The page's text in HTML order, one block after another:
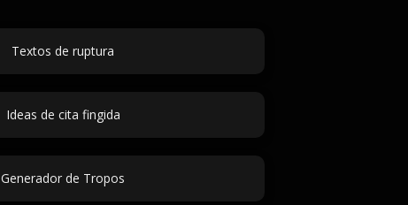
Textos de ruptura
Ideas de cita fingida
Generador de Tropos